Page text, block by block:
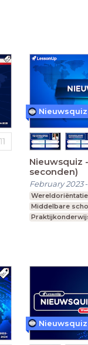
Nieuwsquiz
seconden)
February 2023-
Wereldoriëntatie
Middelbare
Nieuwsquiz
Nieuwsquiz